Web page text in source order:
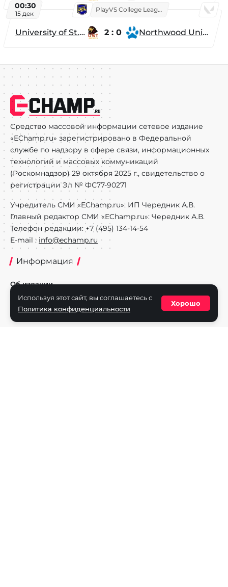
00:30
15 дек
PlayVS College League 2025: Fall
University of St. Thomas 2 : 0 Northwood University
Средство массовой информации сетевое издание
«EChamp.ru» зарегистрировано в Федеральной
службе по надзору в сфере связи, информационных
технологий и массовых коммуникаций
(Роскомнадзор) 29 октября 2025 г., свидетельство о
регистрации Эл № ФС77-90271
Учредитель СМИ «EChamp.ru»: ИП Чередник А.В.
Главный редактор СМИ «EChamp.ru»: Чередник А.В.
Телефон редакции: +7 (495) 134-14-54
E-mail : info@echamp.ru
Информация
Об издании
Реклама на портале
Политика конфиденциальности
Используя этот сайт, вы соглашаетесь с
Политика конфиденциальности
Хорошо